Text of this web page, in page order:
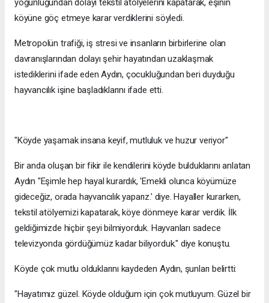
yoğunluğundan dolayı tekstil atölyelerini kapatarak, eşinin
köyüne göç etmeye karar verdiklerini söyledi.
Metropolün trafiği, iş stresi ve insanların birbirlerine olan
davranışlarından dolayı şehir hayatından uzaklaşmak
istediklerini ifade eden Aydın, çocukluğundan beri duyduğu
hayvancılık işine başladıklarını ifade etti.
"Köyde yaşamak insana keyif, mutluluk ve huzur veriyor"
Bir anda oluşan bir fikir ile kendilerini köyde bulduklarını anlatan
Aydın "Eşimle hep hayal kurardık, 'Emekli olunca köyümüze
gideceğiz, orada hayvancılık yaparız.' diye. Hayaller kurarken,
tekstil atölyemizi kapatarak, köye dönmeye karar verdik. İlk
geldiğimizde hiçbir şeyi bilmiyorduk. Hayvanları sadece
televizyonda gördüğümüz kadar biliyorduk." diye konuştu.
Köyde çok mutlu olduklarını kaydeden Aydın, şunları belirtti:
"Hayatımız güzel. Köyde olduğum için çok mutluyum. Güzel bir